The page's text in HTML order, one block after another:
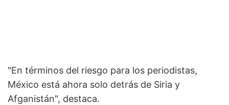
"En términos del riesgo para los periodistas,
México está ahora solo detrás de Siria y
Afganistán", destaca.